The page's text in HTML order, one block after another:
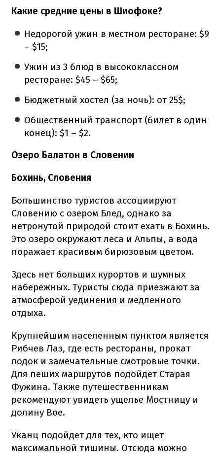
Какие средние цены в Шиофоке?
Недорогой ужин в местном ресторане: $9
– $15;
Ужин из 3 блюд в высококлассном
ресторане: $45 – $65;
Бюджетный хостел (за ночь): от 25$;
Общественный транспорт (билет в один
конец): $1 – $2.
Озеро Балатон в Словении
Бохинь, Словения
Большинство туристов ассоциируют
Словению с озером Блед, однако за
нетронутой природой стоит ехать в Бохинь.
Это озеро окружают леса и Альпы, а вода
поражает красивым бирюзовым цветом.
Здесь нет больших курортов и шумных
набережных. Туристы сюда приезжают за
атмосферой уединения и медленного
отдыха.
Крупнейшим населенным пунктом является
Рибчев Лаз, где есть рестораны, прокат
лодок и замечательные смотровые точки.
Для пеших маршрутов подойдет Старая
Фужина. Также путешественникам
рекомендуют увидеть ущелье Мостницу и
долину Вое.
Уканц подойдет для тех, кто ищет
максимальной тишины. Отсюда можно